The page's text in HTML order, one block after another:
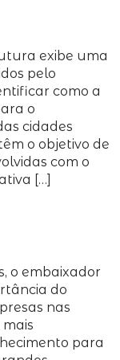
exibe uma
pelo
como a
o
cidades
o objetivo de
com o
[…]
o embaixador
do
nas
para